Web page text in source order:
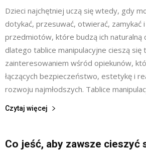
Dzieci najchętniej uczą się wtedy, gdy
dotykać, przesuwać, otwierać, zamykać
przedmiotów, które budzą ich naturalną
dlatego tablice manipulacyjne cieszą się
zainteresowaniem wśród opiekunów,
łączących bezpieczeństwo, estetykę i
rozwoju najmłodszych. Tablice
Czytaj więcej
Co jeść, aby zawsze cieszyć